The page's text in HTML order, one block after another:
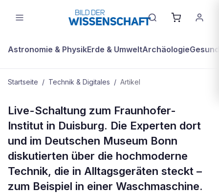
Astronomie & PhysikErde & UmweltArchäologie
Startseite / Technik & Digitales / Artikel
High-Tech im Alltag
Live-Schaltung zum Fraunhofer-
Institut in Duisburg. Die Experten dort
und im Deutschen Museum Bonn
diskutierten über die hochmoderne
Technik, die in Alltagsgeräten steckt –
zum Beispiel in einer Waschmaschine.